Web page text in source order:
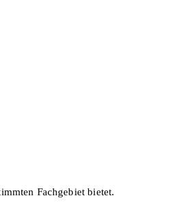
Fachgebiet bietet.